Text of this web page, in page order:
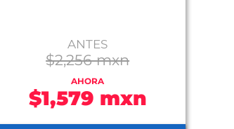
ANTES
$2,256 mxn
AHORA
$1,579 mxn